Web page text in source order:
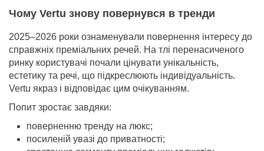
Чому Vertu знову повернувся в тренди
2025–2026 роки ознаменували повернення інтересу до
справжніх преміальних речей. На тлі перенасиченого
ринку користувачі почали цінувати унікальність,
естетику та речі, що підкреслюють індивідуальність.
Vertu якраз і відповідає цим очікуванням.
Попит зростає завдяки:
поверненню тренду на люкс;
посиленій увазі до приватності;